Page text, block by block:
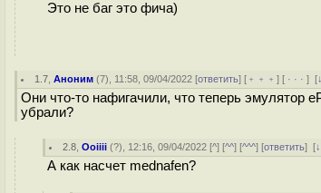
Это не баг это фича)
1.7 ,Аноним (7), 11:58, 09/04/2022 [ответить] [ ﹢﹢﹢] [ · · ·][
Они что-то нафигачили, что теперь эмулятор
убрали?
2.8 ,Ooiiii (?), 12:16, 09/04/2022 [^] [^^] [^^^] [ответить][↓
А как насчет mednafen?